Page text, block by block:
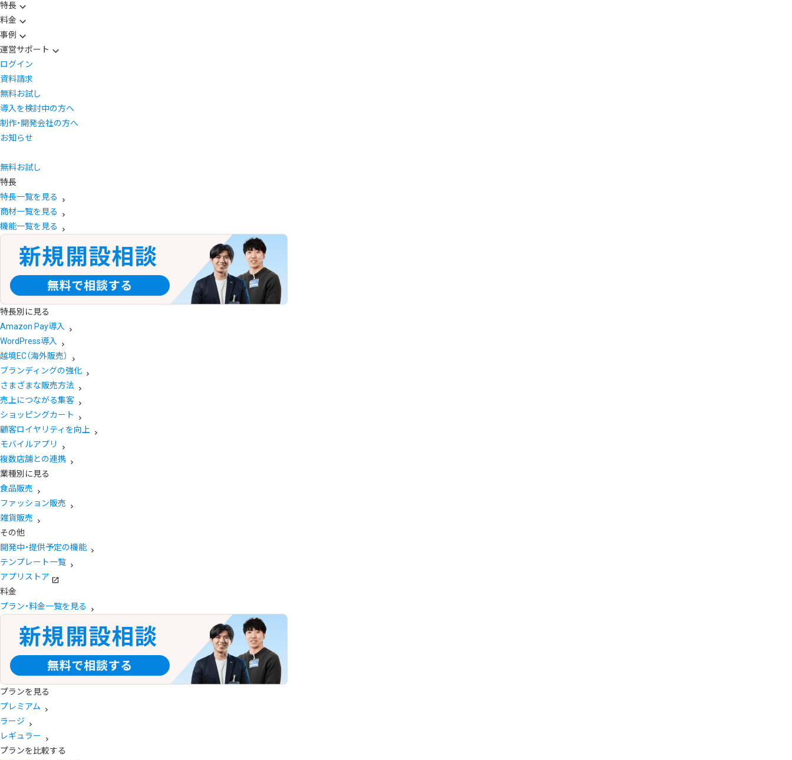
特長
料金
事例
運営サポート
ログイン
資料請求
無料お試し
導入を検討中の方へ
制作・開発会社の方へ
お知らせ
無料お試し
特長
特長一覧を見る
商材一覧を見る
機能一覧を見る
特長別に見る
Amazon Pay導入
WordPress導入
越境EC（海外販売）
ブランディングの強化
さまざまな販売方法
売上につながる集客
ショッピングカート
顧客ロイヤリティを向上
モバイルアプリ
複数店舗との連携
業種別に見る
食品販売
ファッション販売
雑貨販売
その他
開発中・提供予定の機能
テンプレート一覧
アプリストア
料金
プラン・料金一覧を見る
プランを見る
プレミアム
ラージ
レギュラー
プランを比較する